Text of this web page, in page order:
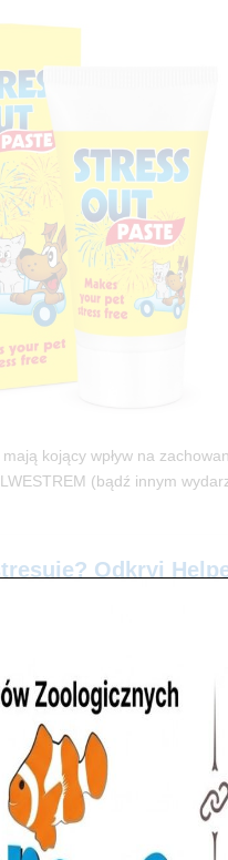
kojący wpływ na
(bądź innym
Odkryj
ZooNemo –
naszych
zoologiczne